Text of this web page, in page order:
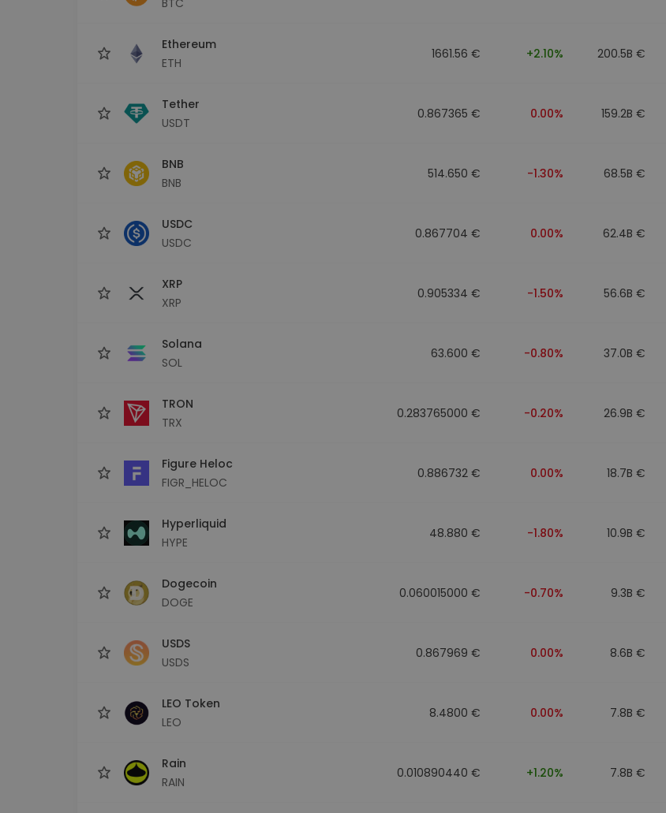
Ethereum
ETH
1661.56 € +2.10% 200.5B €
Tether
USDT
0.867365 € 0.00% 159.2B €
BNB
BNB
514.650 € -1.30% 68.5B €
USDC
USDC
0.867704 € 0.00% 62.4B €
XRP
XRP
0.905334 € -1.50% 56.6B €
Solana
SOL
63.600 € -0.80% 37.0B €
TRON
TRX
0.283765000 € -0.20% 26.9B €
Figure Heloc
FIGR_HELOC
0.886732 € 0.00% 18.7B €
Hyperliquid
HYPE
48.880 € -1.80% 10.9B €
Dogecoin
DOGE
0.060015000 € -0.70% 9.3B €
USDS
USDS
0.867969 € 0.00% 8.6B €
LEO Token
LEO
8.4800 € 0.00% 7.8B €
Rain
RAIN
0.010890440 € +1.20% 7.8B €